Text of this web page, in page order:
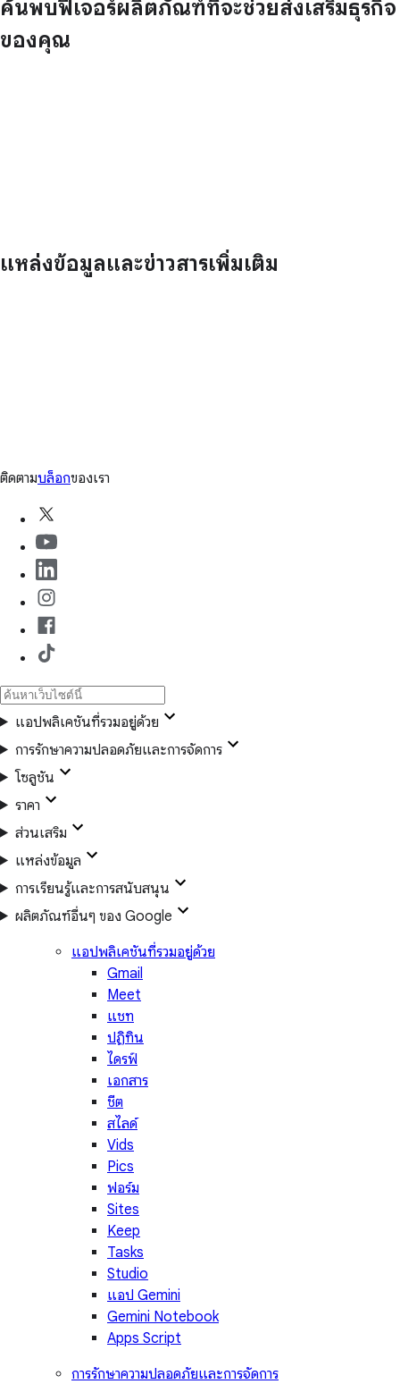
ค้นพบฟีเจอร์ผลิตภัณฑ์ที่จะช่วยส่งเสริมธุรกิจ
ของคุณ
แหล่งข้อมูลและข่าวสารเพิ่มเติม
ติดตามบล็อกของเรา
แอปพลิเคชันที่รวมอยู่ด้วย
การรักษาความปลอดภัยและการจัดการ
โซลูชัน
ราคา
ส่วนเสริม
แหล่งข้อมูล
การเรียนรู้และการสนับสนุน
ผลิตภัณฑ์อื่นๆ ของ Google
แอปพลิเคชันที่รวมอยู่ด้วย
Gmail
Meet
แชท
ปฏิทิน
ไดรฟ์
เอกสาร
ชีต
สไลด์
Vids
Pics
ฟอร์ม
Sites
Keep
Tasks
Studio
แอป Gemini
Gemini Notebook
Apps Script
การรักษาความปลอดภัยและการจัดการ